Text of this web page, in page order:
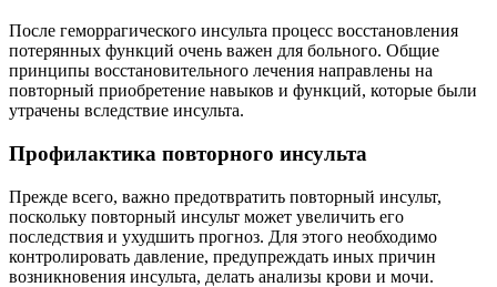
После геморрагического инсульта процесс восстановления
потерянных функций очень важен для больного. Общие
принципы восстановительного лечения направлены на
повторный приобретение навыков и функций, которые были
утрачены вследствие инсульта.
Профилактика повторного инсульта
Прежде всего, важно предотвратить повторный инсульт,
поскольку повторный инсульт может увеличить его
последствия и ухудшить прогноз. Для этого необходимо
контролировать давление, предупреждать иных причин
возникновения инсульта, делать анализы крови и мочи.